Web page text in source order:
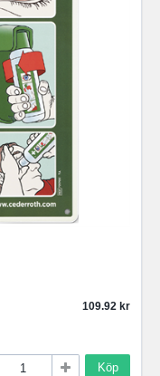
109.92
Köp